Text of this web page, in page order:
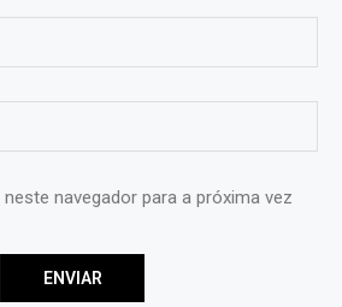
navegador para a próxima vez